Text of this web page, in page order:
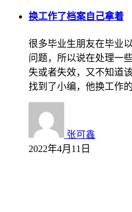
换工作了档案自己拿着
很多毕业生朋友在毕业
问题，所以说在处理一
失或者失效，又不知道
找到了小编，他换工作
张可鑫
2022年4月11日